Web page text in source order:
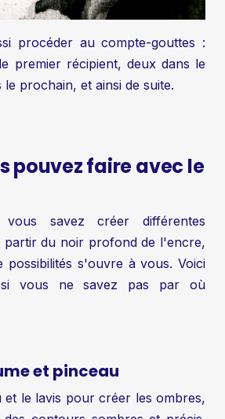
procéder au compte-gouttes :
premier récipient, deux dans le
prochain, et ainsi de suite.
pouvez faire avec le
vous savez créer différentes
partir du noir profond de l'encre,
possibilités s'ouvre à vous. Voici
si vous ne savez pas par où
et pinceau
et le lavis pour créer les ombres,